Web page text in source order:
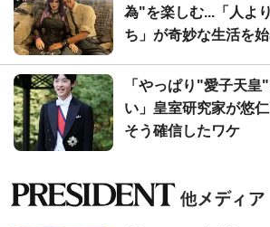
為"を楽しむ...「人よ
ち」が奇妙な生活を
「やっぱり"愛子天
い」皇室研究家が悠
そう確信したワケ